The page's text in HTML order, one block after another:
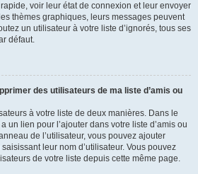
voir leur état de connexion et leur envoyer
thèmes graphiques, leurs messages peuvent
un utilisateur à votre liste d’ignorés, tous ses
défaut.
des utilisateurs de ma liste d’amis ou
à votre liste de deux manières. Dans le
un lien pour l’ajouter dans votre liste d’amis ou
de l’utilisateur, vous pouvez ajouter
leur nom d’utilisateur. Vous pouvez
de votre liste depuis cette même page.